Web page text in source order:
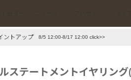
＃写真映えアクセ
ントアップ 8/5 12:00-8/17 12:00 click>>
ステートメントイヤリン